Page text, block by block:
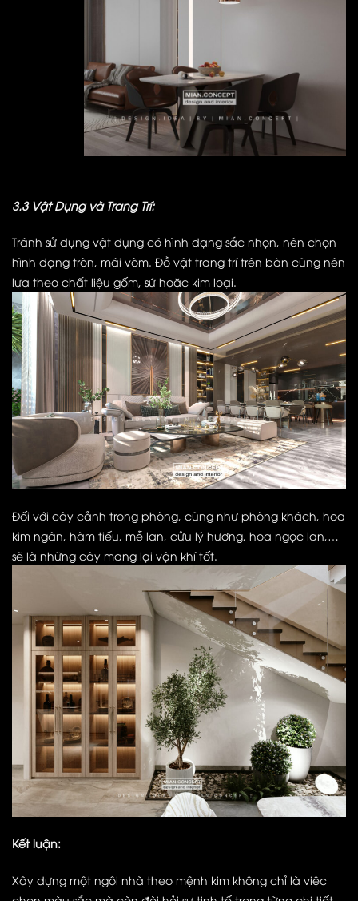
3.3 Vật Dụng và Trang Trí:
Tránh sử dụng vật dụng có hình dạng sắc nhọn, nên chọn
hình dạng tròn, mái vòm. Đồ vật trang trí trên bàn cũng nên
lựa theo chất liệu gốm, sứ hoặc kim loại.
Đối với cây cảnh trong phòng, cũng như phòng khách, hoa
kim ngân, hàm tiếu, mễ lan, cửu lý hương, hoa ngọc lan,…
sẽ là những cây mang lại vận khí tốt.
Kết luận:
Xây dựng một ngôi nhà theo mệnh kim không chỉ là việc